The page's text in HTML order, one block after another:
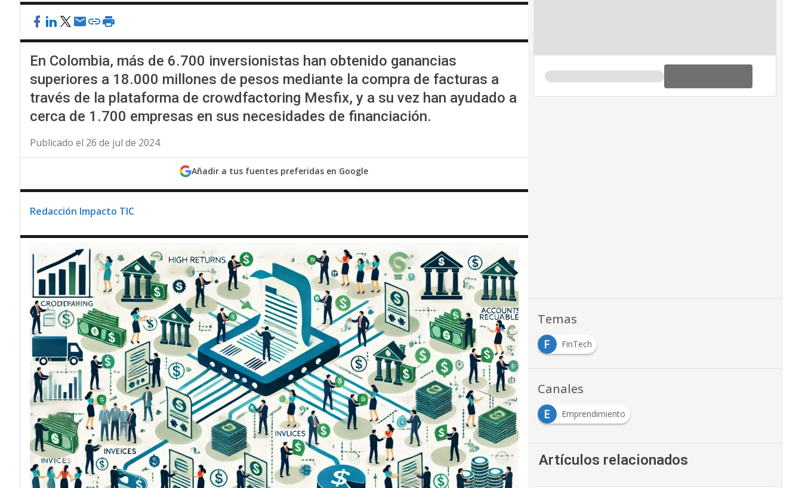
En Colombia, más de 6.700 inversionistas han obtenido ganancias
superiores a 18.000 millones de pesos mediante la compra de facturas a
través de la plataforma de crowdfactoring Mesfix, y a su vez han ayudado a
cerca de 1.700 empresas en sus necesidades de financiación.
Publicado el 26 de jul de 2024
Añadir a tus fuentes preferidas en Google
Redacción Impacto TIC
Temas
F
FinTech
Canales
E
Emprendimiento
Artículos relacionados